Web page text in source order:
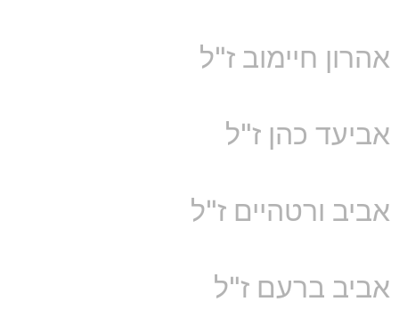
אהרון חיימוב ז"ל
אביעד כהן ז"ל
אביב ורטהיים ז"ל
אביב ברעם ז"ל